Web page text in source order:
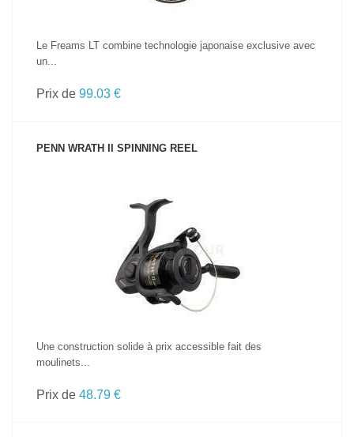
Le Freams LT combine technologie japonaise exclusive avec
un...
Prix de 99.03 €
PENN WRATH II SPINNING REEL
VOIR LE PRODUIT
Une construction solide à prix accessible fait des
moulinets...
Prix de 48.79 €